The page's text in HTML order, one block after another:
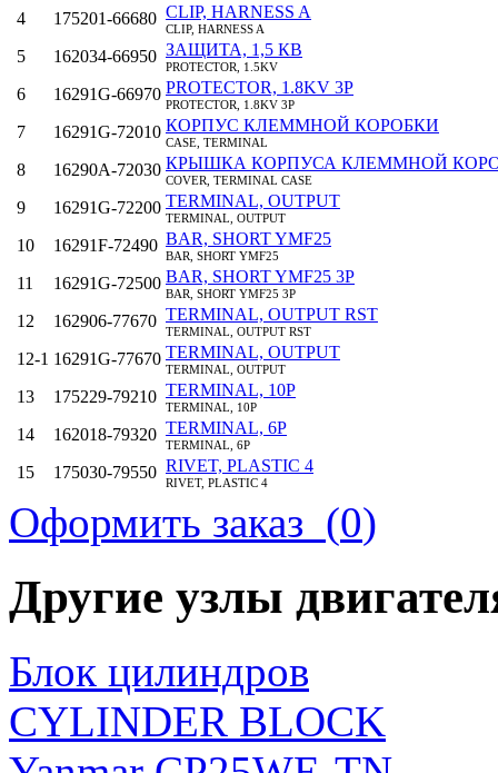
4 175201-66680 CLIP, HARNESS A
CLIP, HARNESS A
5 162034-66950 ЗАЩИТА, 1,5 КВ
PROTECTOR, 1.5KV
6 16291G-66970 PROTECTOR, 1.8KV 3P
PROTECTOR, 1.8KV 3P
7 16291G-72010 КОРПУС КЛЕММНОЙ КОРОБКИ
CASE, TERMINAL
8 16290A-72030 КРЫШКА КОРПУСА КЛЕММНОЙ
COVER, TERMINAL CASE
9 16291G-72200 TERMINAL, OUTPUT
TERMINAL, OUTPUT
10 16291F-72490 BAR, SHORT YMF25
BAR, SHORT YMF25
11 16291G-72500 BAR, SHORT YMF25 3P
BAR, SHORT YMF25 3P
12 162906-77670 TERMINAL, OUTPUT RST
TERMINAL, OUTPUT RST
12‑1 16291G-77670 TERMINAL, OUTPUT
TERMINAL, OUTPUT
13 175229-79210 TERMINAL, 10P
TERMINAL, 10P
14 162018-79320 TERMINAL, 6P
TERMINAL, 6P
15 175030-79550 RIVET, PLASTIC 4
RIVET, PLASTIC 4
16 175339-79550
GROMMET, 36X108
17 26023-040122 ВИНТ, M4X12
18
SCREW, M4X12
26023-040122 ВИНТ, M4X12
20
SCREW, M4X12
26023-040122 ВИНТ, M4X12
SCREW, M4X12
22 26023-040122 ВИНТ, M4X12
ВИНТ, M5X20
Оформить заказ (0)
Другие узлы
Блок цилиндров
CYLINDER BLOCK